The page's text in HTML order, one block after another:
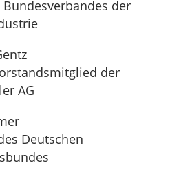
der
der
AG
Deutschen